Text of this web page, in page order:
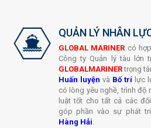
Chi Tiết QUẢN LÝ NHÂN
GLOBAL MARINER có
Công ty Quản lý tàu lớn
GLOBALMARINERtrọng
Huấn luyện và Bố trí lực
có lòng yêu nghề, trình độ
luật tốt cho tất cả các
góp phần vào sự phát
Hàng Hải.